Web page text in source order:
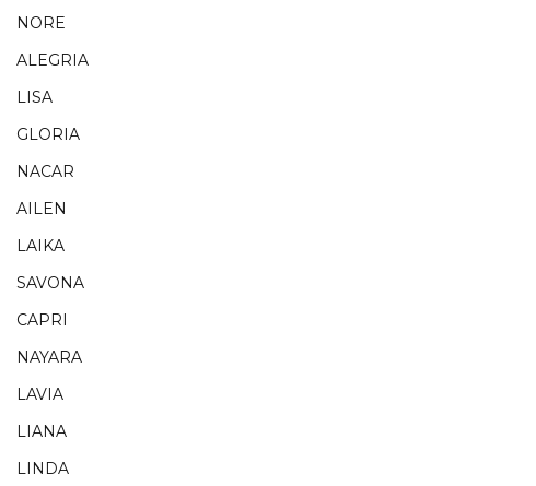
NORE
ALEGRIA
LISA
GLORIA
NACAR
AILEN
LAIKA
SAVONA
CAPRI
NAYARA
LAVIA
LIANA
LINDA